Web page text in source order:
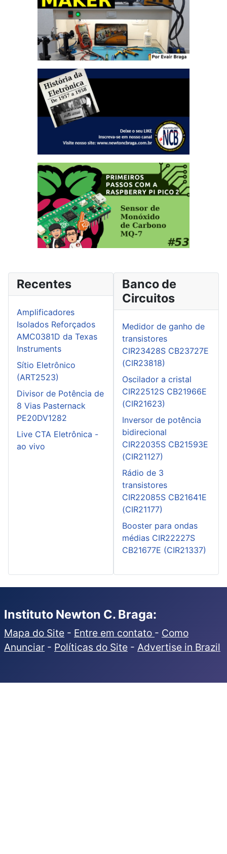
Recentes
Amplificadores
Isolados Reforçados
AMC0381D da Texas
Instruments
Sítio Eletrônico
(ART2523)
Divisor de Potência de
8 Vias Pasternack
PE20DV1282
Live CTA Eletrônica -
ao vivo
Banco de
Circuitos
Medidor de ganho de
transistores
CIR23428S CB23727E
(CIR23818)
Oscilador a cristal
CIR22512S CB21966E
(CIR21623)
Inversor de potência
bidirecional
CIR22035S CB21593E
(CIR21127)
Rádio de 3
transistores
CIR22085S CB21641E
(CIR21177)
Booster para ondas
médias CIR22227S
CB21677E (CIR21337)
Instituto Newton C. Braga:
Mapa do Site - Entre em contato - Como
Anunciar - Políticas do Site - Advertise in Brazil